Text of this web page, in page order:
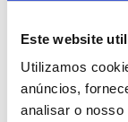
Este website
Utilizamos
anúncios,
analisar o nosso
Bocas